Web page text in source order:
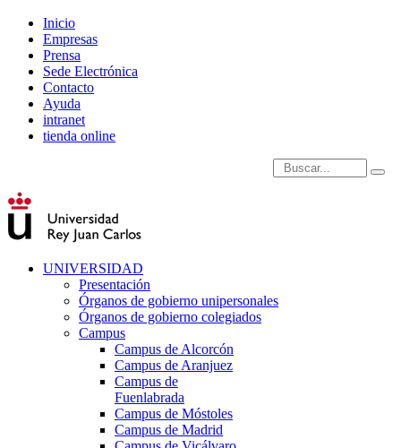
Inicio
Empresas
Prensa
Sede Electrónica
Contacto
Ayuda
intranet
tienda online
Introduce términos de
UNIVERSIDAD
Presentación
Órganos de gobierno unipersonales
Órganos de gobierno colegiados
Campus
Campus de Alcorcón
Campus de Aranjuez
Campus de
Fuenlabrada
Campus de Móstoles
Campus de Madrid